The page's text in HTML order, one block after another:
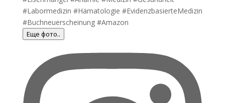
Еще фото..